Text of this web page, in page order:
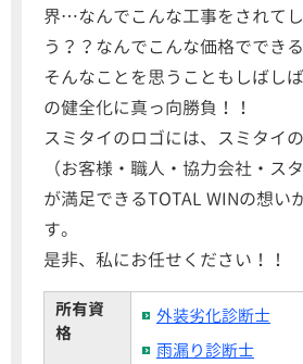
界…なんでこんな工事をされて
う？？なんでこんな価格ででき
そんなことを思うこともしばし
の健全化に真っ向勝負！！
スミタイのロゴには、スミタイ
（お客様・職人・協力会社・スタ
が満足できるTOTAL WINの想い
す。
是非、私にお任せください！！
所有資
格
外装劣化診断士
雨漏り診断士